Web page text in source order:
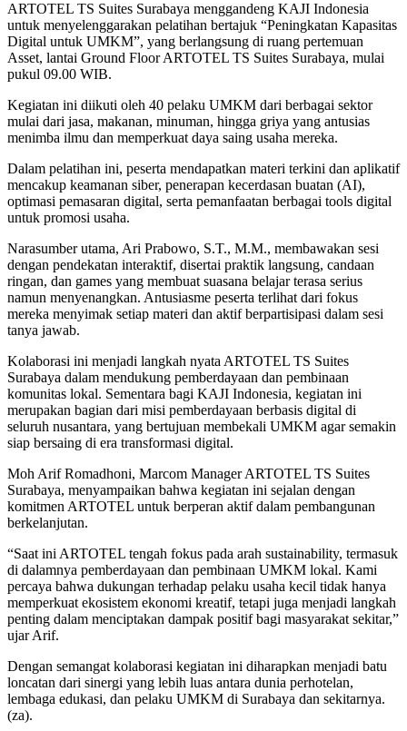
ARTOTEL TS Suites Surabaya menggandeng KAJI Indonesia
untuk menyelenggarakan pelatihan bertajuk “Peningkatan Kapasitas
Digital untuk UMKM”, yang berlangsung di ruang pertemuan
Asset, lantai Ground Floor ARTOTEL TS Suites Surabaya, mulai
pukul 09.00 WIB.
Kegiatan ini diikuti oleh 40 pelaku UMKM dari berbagai sektor
mulai dari jasa, makanan, minuman, hingga griya yang antusias
menimba ilmu dan memperkuat daya saing usaha mereka.
Dalam pelatihan ini, peserta mendapatkan materi terkini dan aplikatif
mencakup keamanan siber, penerapan kecerdasan buatan (AI),
optimasi pemasaran digital, serta pemanfaatan berbagai tools digital
untuk promosi usaha.
Narasumber utama, Ari Prabowo, S.T., M.M., membawakan sesi
dengan pendekatan interaktif, disertai praktik langsung, candaan
ringan, dan games yang membuat suasana belajar terasa serius
namun menyenangkan. Antusiasme peserta terlihat dari fokus
mereka menyimak setiap materi dan aktif berpartisipasi dalam sesi
tanya jawab.
Kolaborasi ini menjadi langkah nyata ARTOTEL TS Suites
Surabaya dalam mendukung pemberdayaan dan pembinaan
komunitas lokal. Sementara bagi KAJI Indonesia, kegiatan ini
merupakan bagian dari misi pemberdayaan berbasis digital di
seluruh nusantara, yang bertujuan membekali UMKM agar semakin
siap bersaing di era transformasi digital.
Moh Arif Romadhoni, Marcom Manager ARTOTEL TS Suites
Surabaya, menyampaikan bahwa kegiatan ini sejalan dengan
komitmen ARTOTEL untuk berperan aktif dalam pembangunan
berkelanjutan.
“Saat ini ARTOTEL tengah fokus pada arah sustainability, termasuk
di dalamnya pemberdayaan dan pembinaan UMKM lokal. Kami
percaya bahwa dukungan terhadap pelaku usaha kecil tidak hanya
memperkuat ekosistem ekonomi kreatif, tetapi juga menjadi langkah
penting dalam menciptakan dampak positif bagi masyarakat sekitar,”
ujar Arif.
Dengan semangat kolaborasi kegiatan ini diharapkan menjadi batu
loncatan dari sinergi yang lebih luas antara dunia perhotelan,
lembaga edukasi, dan pelaku UMKM di Surabaya dan sekitarnya.
(za).